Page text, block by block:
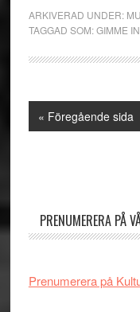
ARKIVERAD UNDER:
TAGGAD SOM:GIMME
« Go
to
Föregående sida
PRENUMERERA PÅ
Prenumerera på